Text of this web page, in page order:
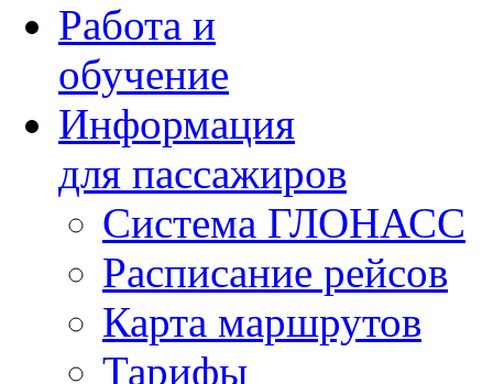
Работа и
обучение
Информация
для пассажиров
Система ГЛОНАСС
Расписание рейсов
Карта маршрутов
Тарифы